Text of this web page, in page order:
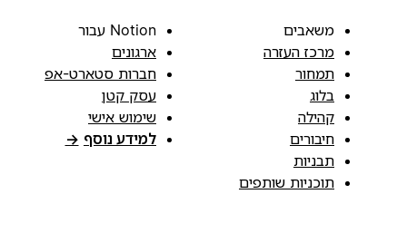
משאבים
מרכז העזרה
תמחור
בלוג
קהילה
חיבורים
תבניות
תוכניות שותפים
Notion עבור
ארגונים
חברות סטארט-אפ
עסק קטן
שימוש אישי
למידע נוסף →